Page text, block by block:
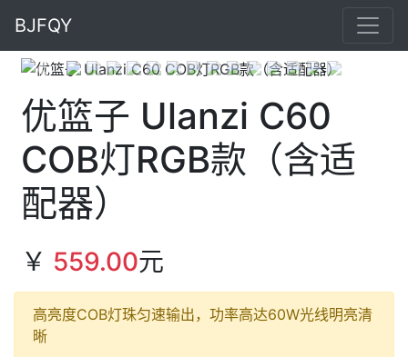
BJFQY
Previous
优篮子 Ulanzi C60
COB灯RGB款（含适
配器）
￥ 559.00元
高亮度COB灯珠匀速输出，功率高达60W光线明亮清
晰